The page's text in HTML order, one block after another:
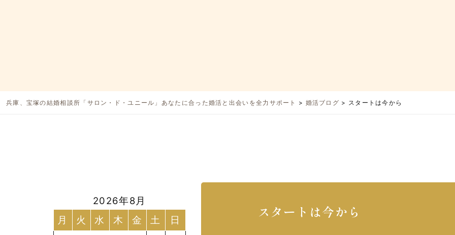
兵庫、宝塚の結婚相談所「サロン・ド・ユニール」あなたに合った婚活と出会いを全力サポート > 婚活ブログ > スタートは今から
スタートは今から
2026年8月
月
火 水 木 金 土
日